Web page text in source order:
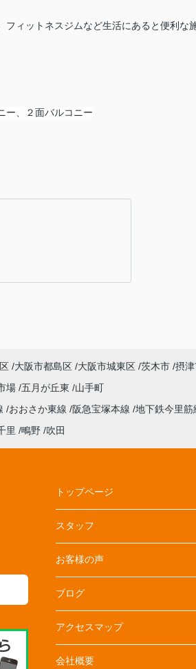
ィットネスジムなど生活にあると便利な
ー、２面バルコニー
大阪市都島区 大阪市城東区 茨木市 摂
場 五月が丘東
山手町
おおさか東線 阪急宝塚本線 地下鉄今里
里 鴫野 吹田
トップページ
スタッフ
お客様の声
ブログ
アクセスマップ
会社概要